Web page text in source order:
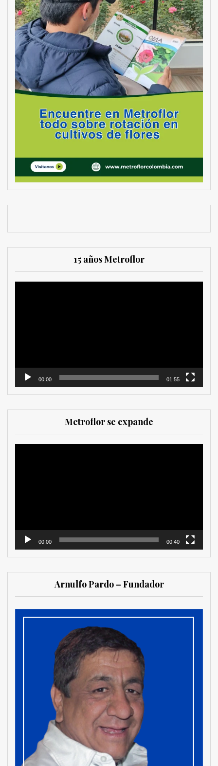
15 años Metroflor
00:00 01:55
Metroflor se expande
00:00 00:40
Arnulfo Pardo – Fundador